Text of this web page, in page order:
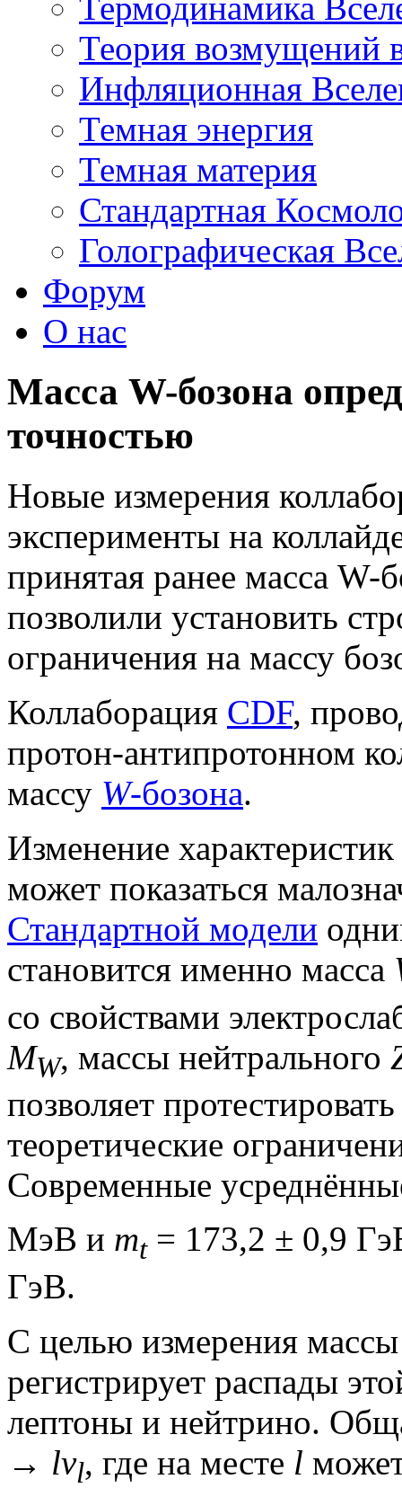
Теория возмущений
Инфляционная
Темная энергия
Темная материя
Стандартная
Голографическая
Форум
О нас
Масса W-бозона
точностью
Новые измерения
эксперименты на
принятая ранее масса
позволили установить
ограничения на массу
Коллаборация CDF,
протон-антипротонном
массу W-бозона.
Изменение
может показаться
Стандартной модели
становится именно масса
со свойствами
MW, массы нейтрального
позволяет
теоретические
Современные
МэВ и mt= 173,2 ± 0,9
ГэВ.
С целью измерения
регистрирует распады
лептоны и нейтрино.
→ lνl, где на месте l